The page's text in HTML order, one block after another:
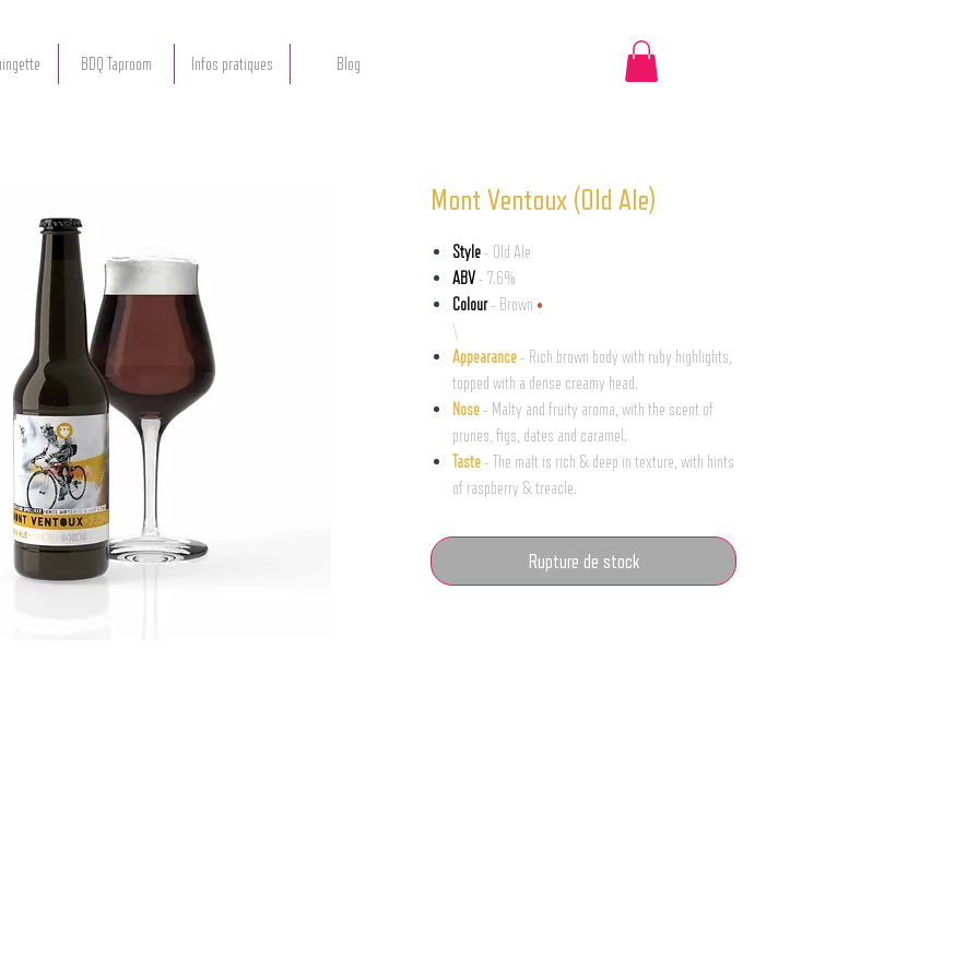
BDQ Taproom Infos pratiques Blog
Mont Ventoux (Old Ale)
Style- Old Ale
ABV- 7.6%
Colour- Brown •
\
Appearance- Rich brown body with ruby highlights,
topped with a dense creamy head.
Nose- Malty and fruity aroma, with the scent of
prunes, figs, dates and caramel.
Taste- The malt is rich & deep in texture, with hints
of raspberry & treacle.
Rupture de stock